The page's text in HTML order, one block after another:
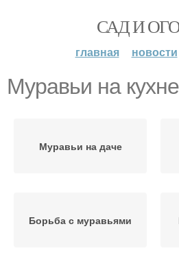
САД И
главная новости
Муравьи на кухне
Муравьи на даче
Борьба с муравьями